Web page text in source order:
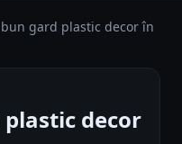
gard plastic decor în
decor